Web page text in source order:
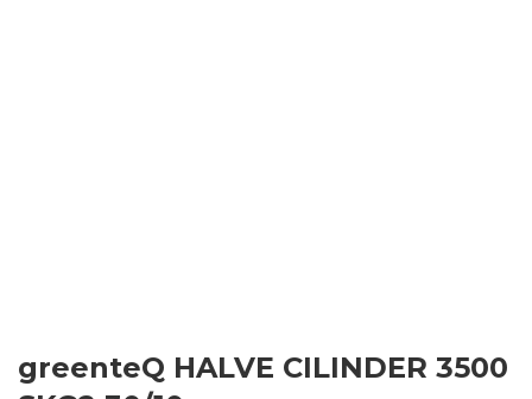
Login
greenteQ HALVE CILINDER 3500